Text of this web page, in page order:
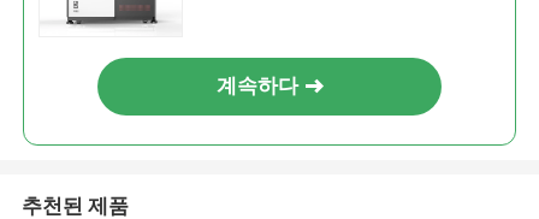
계속하다
추천된 제품